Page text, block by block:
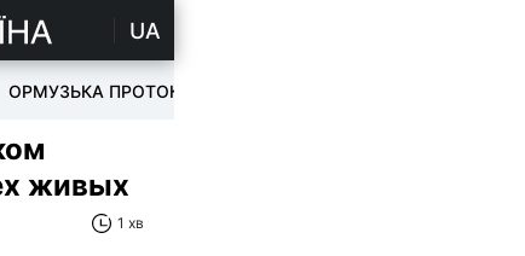
UA
ОРМУЗЬКА ПРОТОКА
живых
1 хв